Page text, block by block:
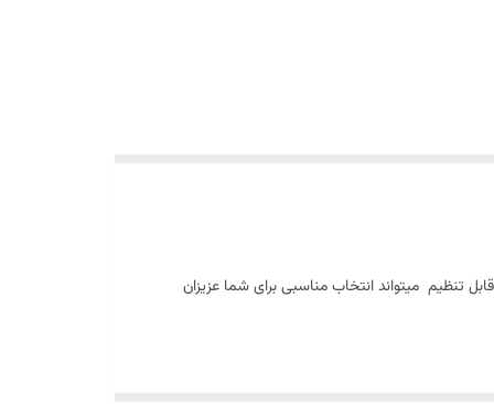
تنظیم میتواند انتخاب مناسبی برای شما عزیزان